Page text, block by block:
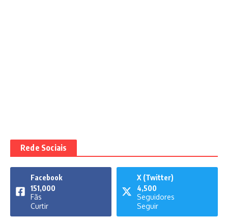
Rede Sociais
Facebook
151,000
Fãs
Curtir
X (Twitter)
4,500
Seguidores
Seguir